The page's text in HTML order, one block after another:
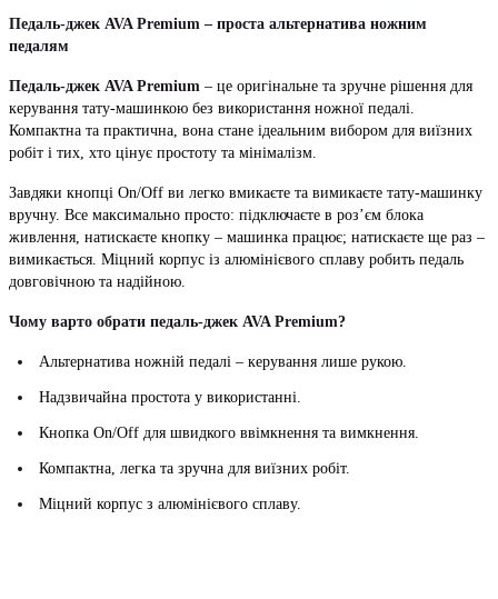
Педаль-джек AVA Premium – проста альтернатива ножним
педалям
Педаль-джек AVA Premium – це оригінальне та зручне рішення для
керування тату-машинкою без використання ножної педалі.
Компактна та практична, вона стане ідеальним вибором для виїзних
робіт і тих, хто цінує простоту та мінімалізм.
Завдяки кнопці On/Off ви легко вмикаєте та вимикаєте тату-машинку
вручну. Все максимально просто: підключаєте в роз’єм блока
живлення, натискаєте кнопку – машинка працює; натискаєте ще раз –
вимикається. Міцний корпус із алюмінієвого сплаву робить педаль
довговічною та надійною.
Чому варто обрати педаль-джек AVA Premium?
Альтернатива ножній педалі – керування лише рукою.
Надзвичайна простота у використанні.
Кнопка On/Off для швидкого ввімкнення та вимкнення.
Компактна, легка та зручна для виїзних робіт.
Міцний корпус з алюмінієвого сплаву.